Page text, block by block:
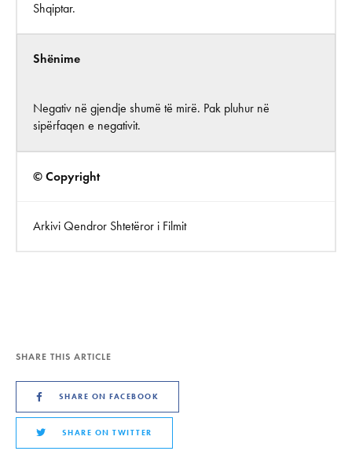
Shqiptar.
Shënime
Negativ në gjendje shumë të mirë. Pak pluhur në
sipërfaqen e negativit.
© Copyright
Arkivi Qendror Shtetëror i Filmit
SHARE THIS ARTICLE
SHARE ON FACEBOOK
SHARE ON TWITTER